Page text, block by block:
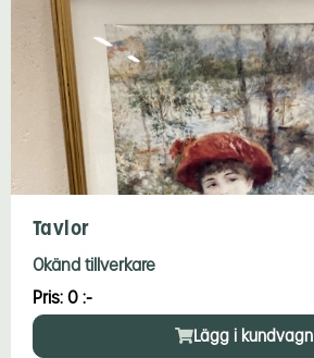
Tavlor
Okänd tillverkare
Pris: 0 :-
Lägg i kundvagn